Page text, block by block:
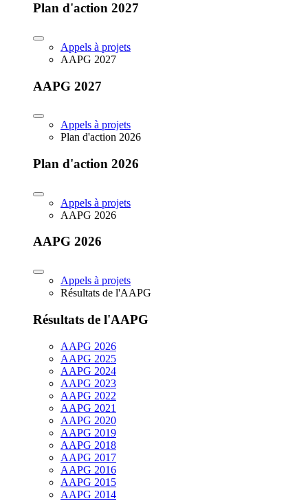
Plan d'action 2027
Appels à projets
AAPG 2027
AAPG 2027
Appels à projets
Plan d'action 2026
Plan d'action 2026
Appels à projets
AAPG 2026
AAPG 2026
Appels à projets
Résultats de l'AAPG
Résultats de l'AAPG
AAPG 2026
AAPG 2025
AAPG 2024
AAPG 2023
AAPG 2022
AAPG 2021
AAPG 2020
AAPG 2019
AAPG 2018
AAPG 2017
AAPG 2016
AAPG 2015
AAPG 2014